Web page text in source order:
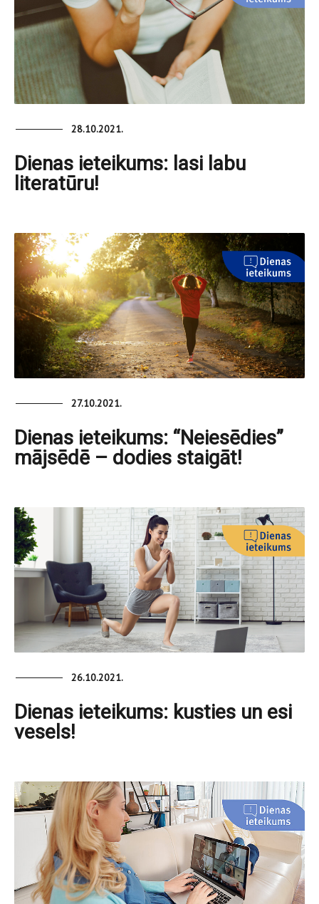
28.10.2021.
Dienas ieteikums: lasi labu
literatūru!
27.10.2021.
Dienas ieteikums: “Neiesēdies”
mājsēdē – dodies staigāt!
26.10.2021.
Dienas ieteikums: kusties un esi
vesels!